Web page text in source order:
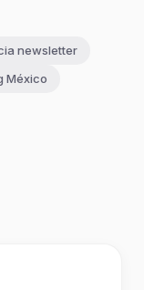
newsletter
México